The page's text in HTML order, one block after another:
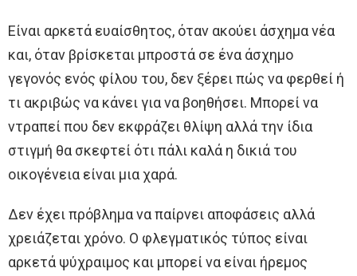
Είναι αρκετά ευαίσθητος, όταν ακούει άσχημα νέα
και, όταν βρίσκεται μπροστά σε ένα άσχημο
γεγονός ενός φίλου του, δεν ξέρει πώς να φερθεί ή
τι ακριβώς να κάνει για να βοηθήσει. Μπορεί να
ντραπεί που δεν εκφράζει θλίψη αλλά την ίδια
στιγμή θα σκεφτεί ότι πάλι καλά η δικιά του
οικογένεια είναι μια χαρά.
Δεν έχει πρόβλημα να παίρνει αποφάσεις αλλά
χρειάζεται χρόνο. Ο φλεγματικός τύπος είναι
αρκετά ψύχραιμος και μπορεί να είναι ήρεμος